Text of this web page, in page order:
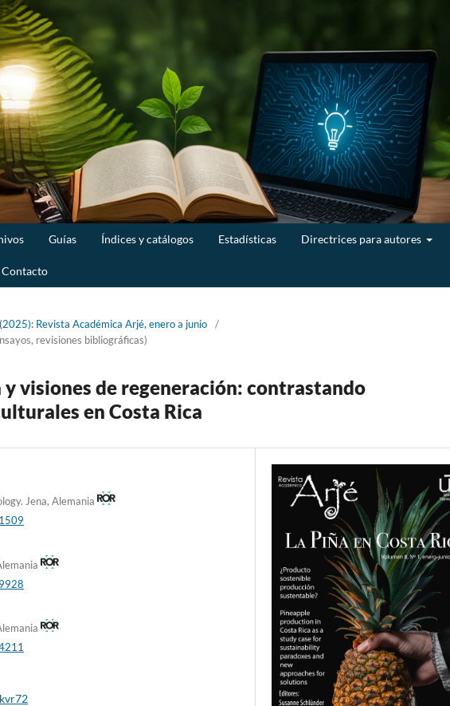
Guías Índices y catálogos Estadísticas Directrices para autores
Contacto
Revista Académica Arjé, enero a junio
/
revisiones bibliográficas)
visiones de regeneración: contrastando
en Costa Rica
Jena, Alemania